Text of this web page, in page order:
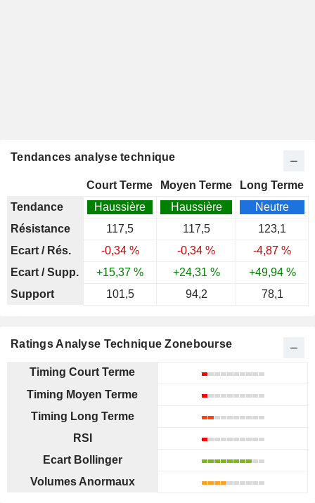
Tendances analyse technique
Court Terme Moyen Terme
Long Terme
Tendance
Haussière Haussière
Neutre
Résistance
117,5 117,5
123,1
Ecart / Rés.
-0,34 % -0,34 %
-4,87 %
Ecart / Supp.
+15,37 % +24,31 %
+49,94 %
Support
101,5 94,2 78,1
Ratings Analyse Technique Zonebourse
Timing Court Terme
Timing Moyen Terme
Timing Long Terme
RSI
Ecart Bollinger
Volumes Anormaux